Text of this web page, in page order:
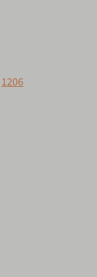
1206